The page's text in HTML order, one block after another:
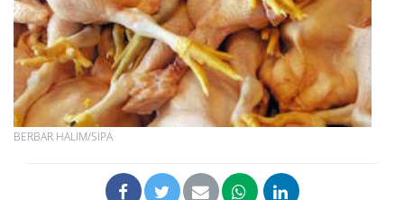
BERBAR HALIM/SIPA